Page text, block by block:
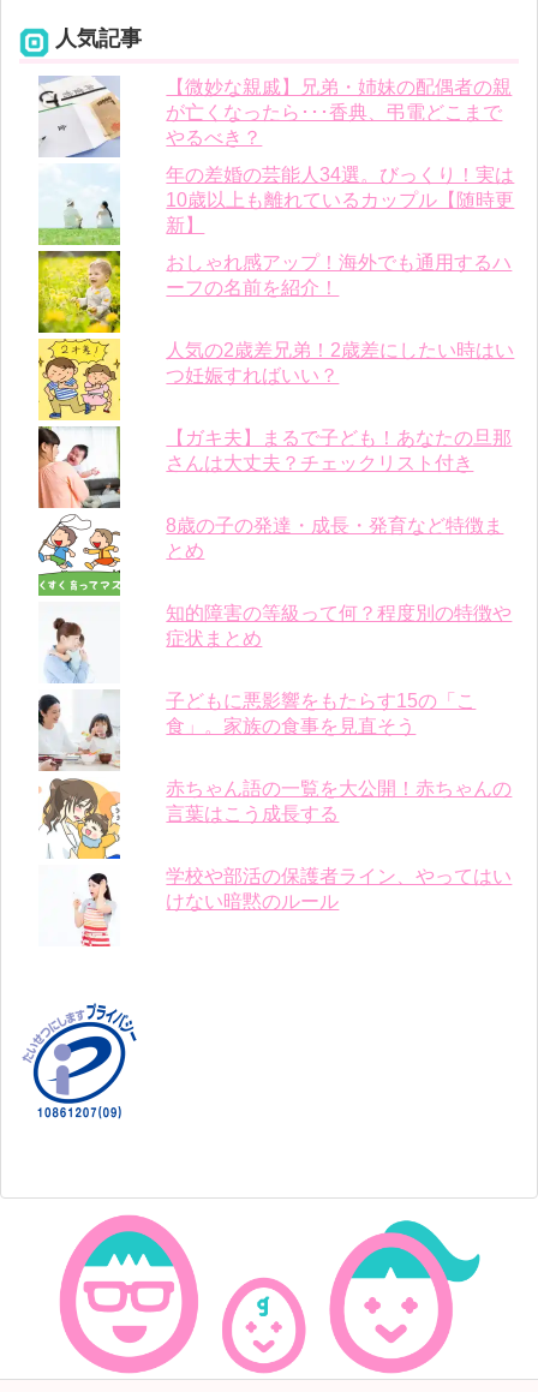
人気記事
【微妙な親戚】兄弟・姉妹の配偶者の親
が亡くなったら･･･香典、弔電どこまで
やるべき？
年の差婚の芸能人34選。びっくり！実は
10歳以上も離れているカップル【随時更
新】
おしゃれ感アップ！海外でも通用するハ
ーフの名前を紹介！
人気の2歳差兄弟！2歳差にしたい時はい
つ妊娠すればいい？
【ガキ夫】まるで子ども！あなたの旦那
さんは大丈夫？チェックリスト付き
8歳の子の発達・成長・発育など特徴ま
とめ
知的障害の等級って何？程度別の特徴や
症状まとめ
子どもに悪影響をもたらす15の「こ
食」。家族の食事を見直そう
赤ちゃん語の一覧を大公開！赤ちゃんの
言葉はこう成長する
学校や部活の保護者ライン、やってはい
けない暗黙のルール